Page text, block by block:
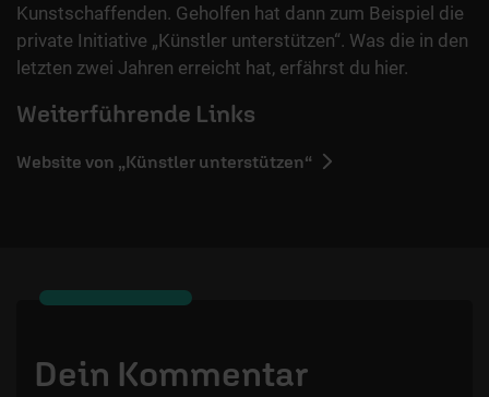
Kunstschaffenden. Geholfen hat dann zum Beispiel die
private Initiative „Künstler unterstützen“. Was die in den
letzten zwei Jahren erreicht hat, erfährst du hier.
Weiterführende Links
Website von „Künstler unterstützen“
Dein Kommentar